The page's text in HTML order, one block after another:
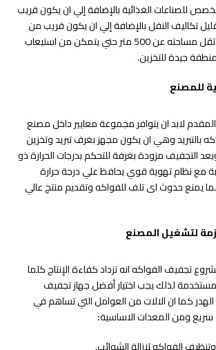
للصناعات الغذائية بالإضافة إلي ان يكون قريب
تكاليف النقل بالإضافة إلي ان يكون قريب من
مناطق التوزيع وان لاتقل مساحته عن 500 متر حتي يتمكن من استيعاب
جيدة للتخزين.
للمصنع
لابد ان يتوافر مجموعة معايير داخل مصنع
بالتبريد وهي ان يكون مجهز بغرف تبريد وتخزين
التجفيف مزودة بغرفة للتحكم بدرجات الحرارة ذو
مع نظام تهوية قوي يحافظ علي درجة حرارة
يمنع حدوث اى تلف للفواكه وتقديم منتج عالي
لتشغيل المصنع
تجفيف الفواكه انه تزداد كفاءة الإنتاج كلما
لذلك يجب اختيار أفضل جهاز تجفيف
الهدر كما ان الالات من العوامل التي تساهم في
ومن المعدات الاساسية: